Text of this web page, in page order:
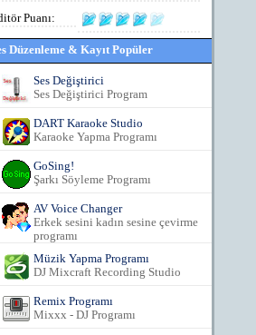
Puanı:
Düzenleme & Kayıt Popüler
Ses Değiştirici
Ses Değiştirici Program
DART Karaoke Studio
Karaoke Yapma Programı
GoSing!
Şarkı Söyleme Programı
AV Voice Changer
Erkek sesini kadın sesine çevirme
programı
Müzik Yapma Programı
DJ Mixcraft Recording Studio
Remix Programı
Mixxx - DJ Programı